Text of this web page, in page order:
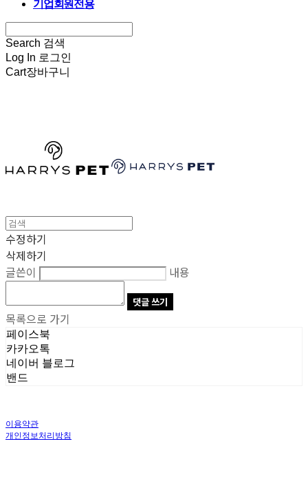
기업회원전용
Search 검색
Log In 로그인
Cart장바구니
수정하기
삭제하기
글쓴이
내용
댓글 쓰기
목록으로 가기
페이스북
카카오톡
네이버 블로그
밴드
이용약관
개인정보처리방침